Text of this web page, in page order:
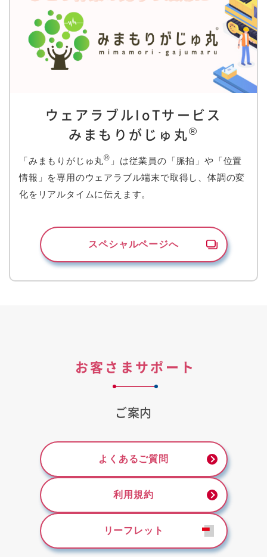
ウェアラブルIoTサービス
みまもりがじゅ丸®
「みまもりがじゅ丸® 」は従業員の「脈拍」や「位置
情報」を専用のウェアラブル端末で取得し、体調の変
化をリアルタイムに伝えます。
スペシャルページへ
お客さまサポート
ご案内
よくあるご質問
利用規約
リーフレット